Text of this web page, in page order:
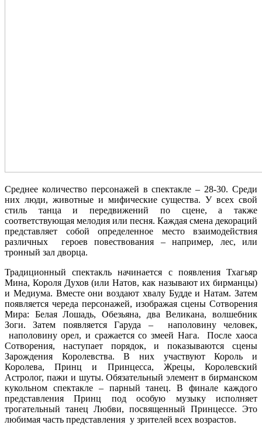
Среднее количество персонажей в спектакле – 28-30. Среди
них люди, животные и мифические существа. У всех свой
стиль танца и передвижений по сцене, а также
соответствующая мелодия или песня. Каждая смена декораций
представляет собой определенное место взаимодействия
различных героев повествования – например, лес, или
тронный зал дворца.
Традиционный спектакль начинается с появления Тхагьяр
Мина, Короля Духов (или Натов, как называют их бирманцы)
и Медиума. Вместе они воздают хвалу Будде и Натам. Затем
появляется череда персонажей, изображая сцены Сотворения
Мира: Белая Лошадь, Обезьяна, два Великана, волшебник
Зоги. Затем появляется Гаруда – наполовину человек,
наполовину орел, и сражается со змеей Нага. После хаоса
Сотворения, наступает порядок, и показываются сцены
Зарождения Королевства. В них участвуют Король и
Королева, Принц и Принцесса, Жрецы, Королевский
Астролог, пажи и шуты. Обязательный элемент в бирманском
кукольном спектакле – парный танец. В финале каждого
представления Принц под особую музыку исполняет
трогательный танец Любви, посвященный Принцессе. Это
любимая часть представления у зрителей всех возрастов.